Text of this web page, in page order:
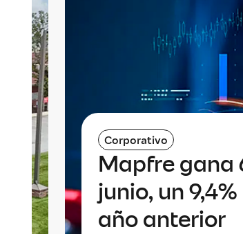
Corporativo
Mapfre gana
junio, un
año anterior